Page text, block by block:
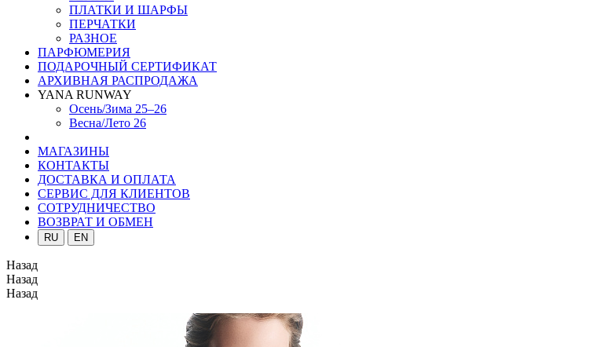
ПЛАТКИ И ШАРФЫ
ПЕРЧАТКИ
РАЗНОЕ
ПАРФЮМЕРИЯ
ПОДАРОЧНЫЙ СЕРТИФИКАТ
АРХИВНАЯ РАСПРОДАЖА
YANA RUNWAY
Осень/Зима 25–26
Весна/Лето 26
МАГАЗИНЫ
КОНТАКТЫ
ДОСТАВКА И ОПЛАТА
СЕРВИС ДЛЯ КЛИЕНТОВ
СОТРУДНИЧЕСТВО
ВОЗВРАТ И ОБМЕН
RU EN
Назад
Назад
Назад